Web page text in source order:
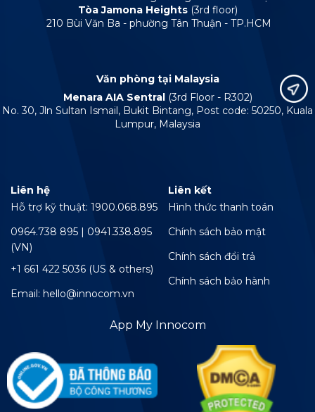
Tòa Jamona Heights (3rd floor)
210 Bùi Văn Ba - phường Tân Thuận - TP.HCM
Văn phòng tại Malaysia
Menara AIA Sentral (3rd Floor - R302)
No. 30, Jln Sultan Ismail, Bukit Bintang, Post code: 50250, Kuala
Lumpur, Malaysia
Liên hệ
Hỗ trợ kỹ thuật: 1900.068.895
0964.738 895 | 0941.338.895
(VN)
+1 661 422 5036 (US & others)
Email: hello@innocom.vn
Liên kết
Hình thức thanh toán
Chính sách bảo mật
Chính sách đổi trả
Chính sách bảo hành
App My Innocom